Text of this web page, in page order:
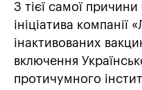
З тієї самої
ініціатива компанії
інактивованих
включення
протичумного